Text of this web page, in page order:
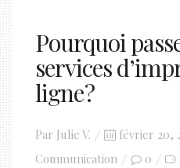
Pourquoi
services
ligne ?
Par Julie V.
Posted
on
février 20,
Communication
0